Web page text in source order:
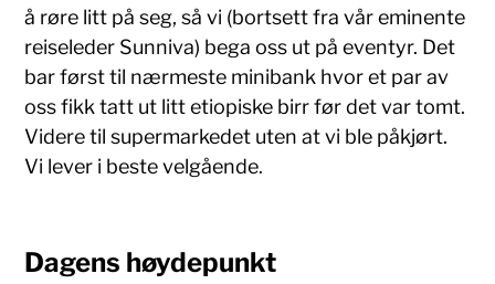
å røre litt på seg, så vi (bortsett fra vår eminente
reiseleder Sunniva) bega oss ut på eventyr. Det
bar først til nærmeste minibank hvor et par av
oss fikk tatt ut litt etiopiske birr før det var tomt.
Videre til supermarkedet uten at vi ble påkjørt.
Vi lever i beste velgående.
Dagens høydepunkt